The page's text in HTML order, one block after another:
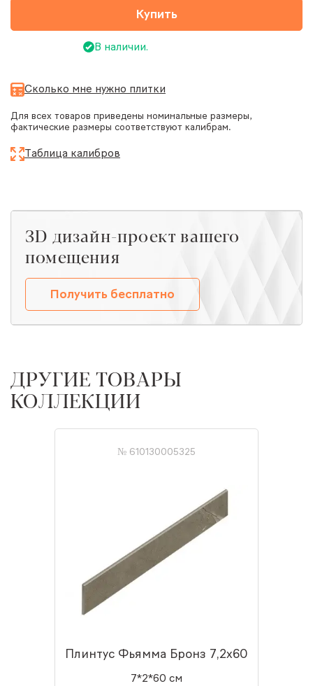
Купить
В наличии.
Сколько мне нужно плитки
Для всех товаров приведены номинальные размеры,
фактические размеры соответствуют калибрам.
Таблица калибров
ЗD дизайн-проект вашего
помещения
Получить бесплатно
ДРУГИЕ ТОВАРЫ
КОЛЛЕКЦИИ
№ 610130005325
Плинтус Фьямма Бронз 7,2x60
7*2*60 см